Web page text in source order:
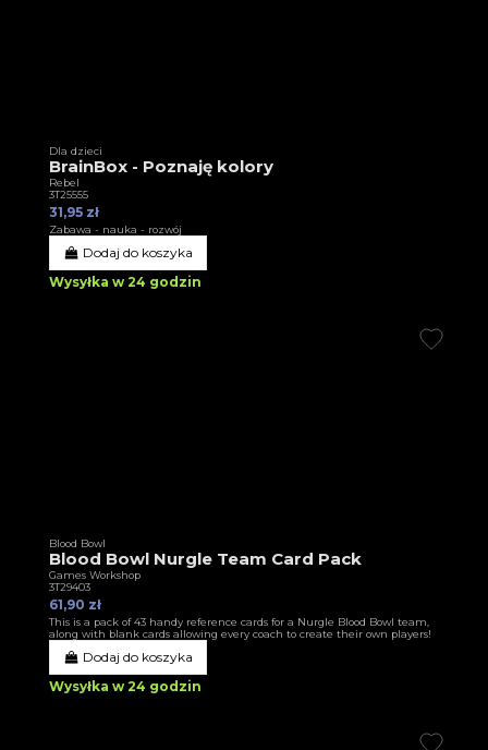
Dla dzieci
BrainBox - Poznaję kolory
Rebel
3T25555
31,95 zł
Zabawa - nauka - rozwój
Dodaj do koszyka
Wysyłka w 24 godzin
Blood Bowl
Blood Bowl Nurgle Team Card Pack
Games Workshop
3T29403
61,90 zł
This is a pack of 43 handy reference cards for a Nurgle Blood Bowl team,
along with blank cards allowing every coach to create their own players!
Dodaj do koszyka
Wysyłka w 24 godzin